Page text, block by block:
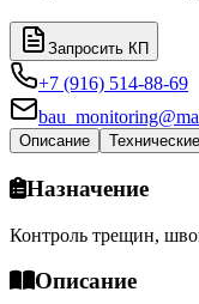
Запросить КП
+7 (916) 514-88-69
Описание
Назначение
Контроль трещин,
Описание